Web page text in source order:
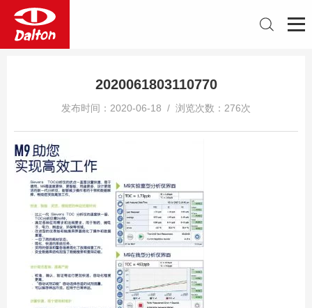
2020061803110770
发布时间：2020-06-18 / 浏览次数：276次